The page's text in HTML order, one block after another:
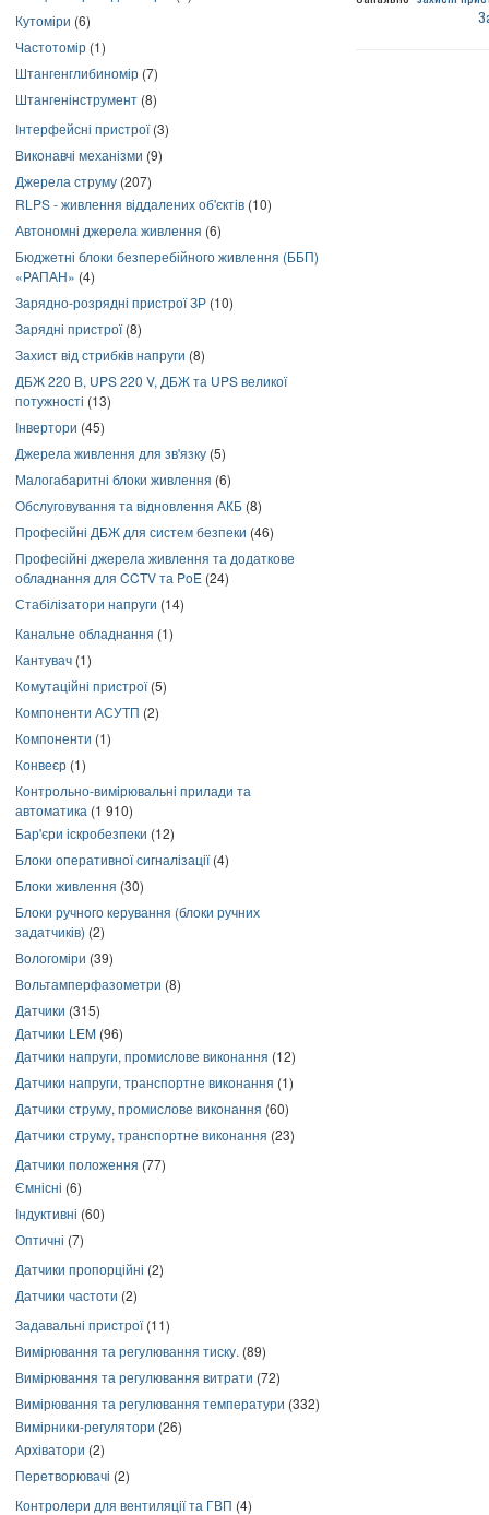
Кутоміри (6)
Частотомір (1)
Штангенглибиномір (7)
Штангенінструмент (8)
Інтерфейсні пристрої(3)
Виконавчі механізми (9)
Джерела струму (207)
RLPS - живлення віддалених об'єктів (10)
Автономні джерела живлення (6)
Бюджетні блоки безперебійного живлення (ББП)
«РАПАН» (4)
Зарядно-розрядні пристрої ЗР (10)
Зарядні пристрої(8)
Захист від стрибків напруги (8)
ДБЖ 220 В, UPS 220 V, ДБЖ та UPS великої
потужності (13)
Інвертори (45)
Джерела живлення для зв'язку (5)
Малогабаритні блоки живлення (6)
Обслуговування та відновлення АКБ (8)
Професійні ДБЖ для систем безпеки (46)
Професійні джерела живлення та додаткове
обладнання для CCTV та PoE (24)
Стабілізатори напруги (14)
Канальне обладнання (1)
Кантувач (1)
Комутаційні пристрої(5)
Компоненти АСУТП (2)
Компоненти (1)
Конвеєр (1)
Контрольно-вимірювальні прилади та
автоматика (1 910)
Бар'єри іскробезпеки (12)
Блоки оперативної сигналізації(4)
Блоки живлення (30)
Блоки ручного керування (блоки ручних
задатчиків) (2)
Вологоміри (39)
Вольтамперфазометри (8)
Датчики (315)
Датчики LEM (96)
Датчики напруги, промислове виконання (12)
Датчики напруги, транспортне виконання (1)
Датчики струму, промислове виконання (60)
Датчики струму, транспортне виконання (23)
Датчики положення (77)
Ємнісні (6)
Індуктивні (60)
Оптичні (7)
Датчики пропорційні (2)
Датчики частоти (2)
Задавальні пристрої(11)
Вимірювання та регулювання тиску. (89)
Вимірювання та регулювання витрати (72)
Вимірювання та регулювання температури (332)
Вимірники-регулятори (26)
Архіватори (2)
Перетворювачі (2)
Контролери для вентиляції та ГВП (4)